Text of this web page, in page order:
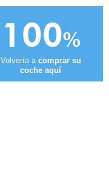
100%
Volvería a comprar su
coche aquí